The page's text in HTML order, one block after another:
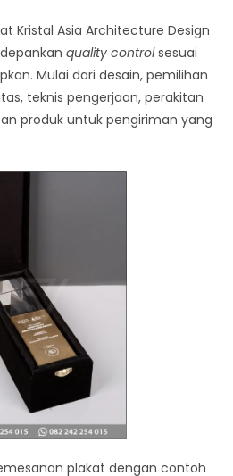
Kristal Asia Architecture Design
quality controlsesuai
Mulai dari desain, pemilihan
teknis pengerjaan, perakitan
produk untuk pengiriman yang
plakat dengan contoh